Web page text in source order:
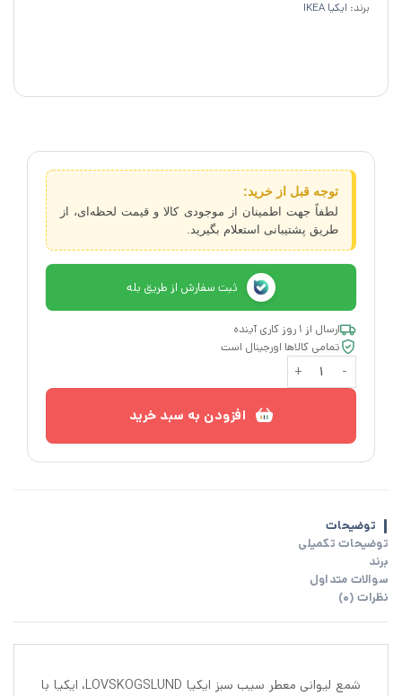
برند: ایکیا IKEA
توجه قبل از خرید:
لطفاً جهت اطمینان از موجودی کالا و قیمت لحظه‌ای، از
طریق پشتیبانی استعلام بگیرید.
ثبت سفارش از طریق بله
ارسال از ۱ روز کاری آینده
تمامی کالاها اورجینال است
شمع لیوانی معطر سیب سبز ایکیا LOVSKOGSLUND عدد
افزودن به سبد خرید
توضیحات
توضیحات تکمیلی
برند
سوالات متداول
نظرات (0)
شمع لیوانی معطر سیب سبز ایکیا LOVSKOGSLUND، ایکیا با